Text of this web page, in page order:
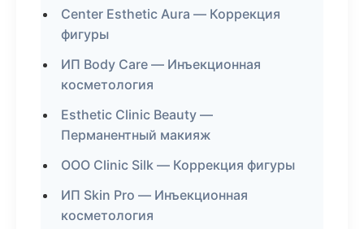
Center Esthetic Aura — Коррекция
фигуры
ИП Body Care — Инъекционная
косметология
Esthetic Clinic Beauty —
Перманентный макияж
ООО Clinic Silk — Коррекция фигуры
ИП Skin Pro — Инъекционная
косметология